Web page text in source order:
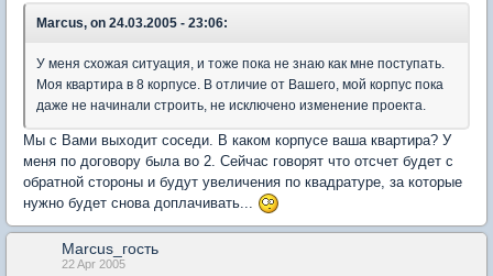
Marcus, on 24.03.2005 - 23:06:
У меня схожая ситуация, и тоже пока не знаю как мне поступать.
Моя квартира в 8 корпусе. В отличие от Вашего, мой корпус пока
даже не начинали строить, не исключено изменение проекта.
Мы с Вами выходит соседи. В каком корпусе ваша квартира? У
меня по договору была во 2. Сейчас говорят что отсчет будет с
обратной стороны и будут увеличения по квадратуре, за которые
нужно будет снова доплачивать...
Marcus_гость
22 Apr 2005